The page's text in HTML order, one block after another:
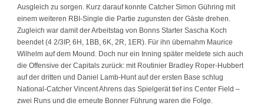
Ausgleich zu sorgen. Kurz darauf konnte Catcher Simon Gühring mit
einem weiteren RBI-Single die Partie zugunsten der Gäste drehen.
Zugleich war damit der Arbeitstag von Bonns Starter Sascha Koch
beendet (4 2/3IP, 6H, 1BB, 6K, 2R, 1ER). Für ihn übernahm Maurice
Wilhelm auf dem Mound. Doch nur ein Inning später meldete sich auch
die Offensive der Capitals zurück: mit Routinier Bradley Roper-Hubbert
auf der dritten und Daniel Lamb-Hunt auf der ersten Base schlug
National-Catcher Vincent Ahrens das Spielgerät tief ins Center Field –
zwei Runs und die erneute Bonner Führung waren die Folge.